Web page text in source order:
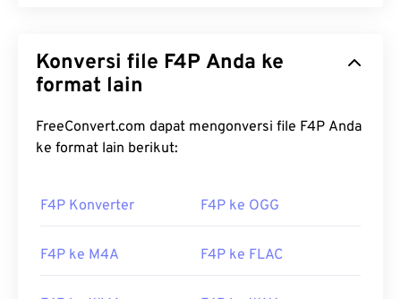
Konversi file F4P Anda ke
format lain
FreeConvert.com dapat mengonversi file F4P Anda
ke format lain berikut:
F4P Konverter F4P ke OGG
F4P ke M4A F4P ke FLAC